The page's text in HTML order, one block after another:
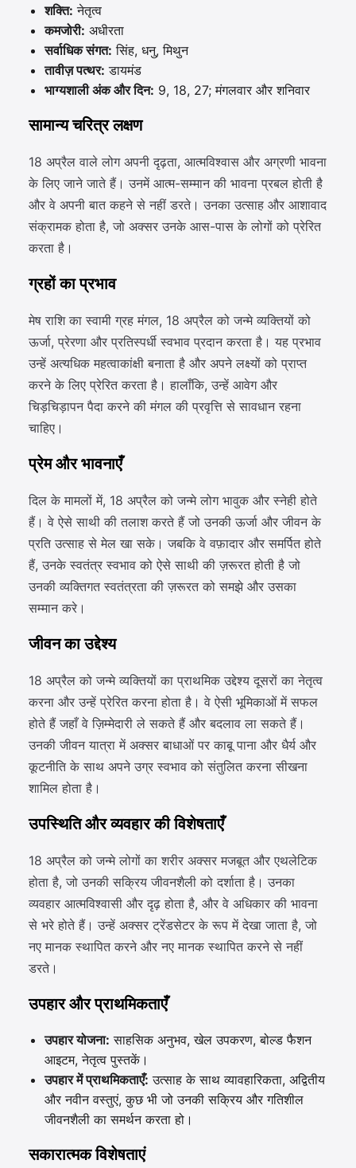
शक्ति: नेतृत्व
कमजोरी: अधीरता
सर्वाधिक संगत: सिंह, धनु, मिथुन
तावीज़ पत्थर: डायमंड
भाग्यशाली अंक और दिन: 9, 18, 27; मंगलवार और शनिवार
सामान्य चरित्र लक्षण
18 अप्रैल वाले लोग अपनी दृढ़ता, आत्मविश्वास और अग्रणी भावना
के लिए जाने जाते हैं। उनमें आत्म-सम्मान की भावना प्रबल होती है
और वे अपनी बात कहने से नहीं डरते। उनका उत्साह और आशावाद
संक्रामक होता है, जो अक्सर उनके आस-पास के लोगों को प्रेरित
करता है।
ग्रहों का प्रभाव
मेष राशि का स्वामी ग्रह मंगल, 18 अप्रैल को जन्मे व्यक्तियों को
ऊर्जा, प्रेरणा और प्रतिस्पर्धी स्वभाव प्रदान करता है। यह प्रभाव
उन्हें अत्यधिक महत्वाकांक्षी बनाता है और अपने लक्ष्यों को प्राप्त
करने के लिए प्रेरित करता है। हालाँकि, उन्हें आवेग और
चिड़चिड़ापन पैदा करने की मंगल की प्रवृत्ति से सावधान रहना
चाहिए।
प्रेम और भावनाएँ
दिल के मामलों में, 18 अप्रैल को जन्मे लोग भावुक और स्नेही होते
हैं। वे ऐसे साथी की तलाश करते हैं जो उनकी ऊर्जा और जीवन के
प्रति उत्साह से मेल खा सके। जबकि वे वफ़ादार और समर्पित होते
हैं, उनके स्वतंत्र स्वभाव को ऐसे साथी की ज़रूरत होती है जो
उनकी व्यक्तिगत स्वतंत्रता की ज़रूरत को समझे और उसका
सम्मान करे।
जीवन का उद्देश्य
18 अप्रैल को जन्मे व्यक्तियों का प्राथमिक उद्देश्य दूसरों का नेतृत्व
करना और उन्हें प्रेरित करना होता है। वे ऐसी भूमिकाओं में सफल
होते हैं जहाँ वे ज़िम्मेदारी ले सकते हैं और बदलाव ला सकते हैं।
उनकी जीवन यात्रा में अक्सर बाधाओं पर काबू पाना और धैर्य और
कूटनीति के साथ अपने उग्र स्वभाव को संतुलित करना सीखना
शामिल होता है।
उपस्थिति और व्यवहार की विशेषताएँ
18 अप्रैल को जन्मे लोगों का शरीर अक्सर मजबूत और एथलेटिक
होता है, जो उनकी सक्रिय जीवनशैली को दर्शाता है। उनका
व्यवहार आत्मविश्वासी और दृढ़ होता है, और वे अधिकार की भावना
से भरे होते हैं। उन्हें अक्सर ट्रेंडसेटर के रूप में देखा जाता है, जो
नए मानक स्थापित करने और नए मानक स्थापित करने से नहीं
डरते।
उपहार और प्राथमिकताएँ
उपहार योजना: साहसिक अनुभव, खेल उपकरण, बोल्ड फैशन
आइटम, नेतृत्व पुस्तकें।
उपहार में प्राथमिकताएँ: उत्साह के साथ व्यावहारिकता, अद्वितीय
और नवीन वस्तुएं, कुछ भी जो उनकी सक्रिय और गतिशील
जीवनशैली का समर्थन करता हो।
सकारात्मक विशेषताएं